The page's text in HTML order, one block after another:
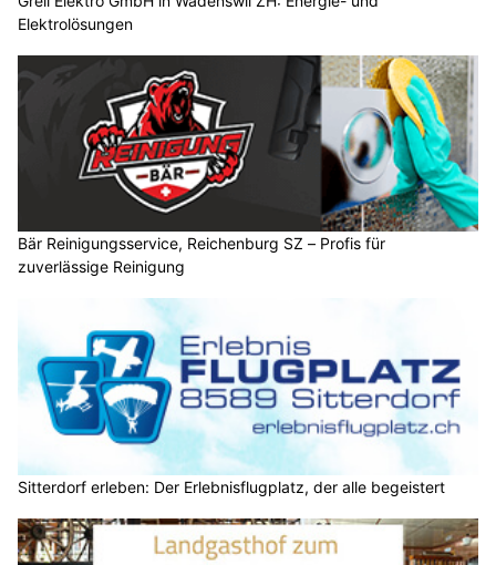
Elektrolösungen
Bär Reinigungsservice, Reichenburg SZ – Profis für
zuverlässige Reinigung
Sitterdorf erleben: Der Erlebnisflugplatz, der alle begeistert